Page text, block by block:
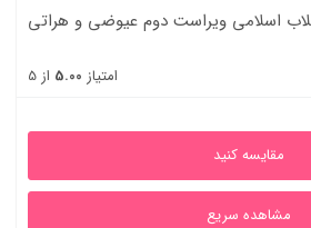
اسلامی ویراست دوم عیوضی و هراتی
امتیاز 5.00 از 5
مقایسه کنید
مشاهده سریع